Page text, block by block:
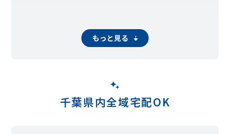
もっと見る
千葉県内全域宅配OK